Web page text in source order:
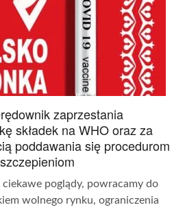
zaprzestania
składek na WHO oraz za
poddawania się procedurom
poglądy, powracamy do
wolnego rynku, ograniczenia